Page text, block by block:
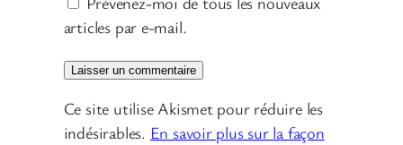
articles par e-mail.
Ce site utilise Akismet pour réduire les
indésirables. En savoir plus sur la façon